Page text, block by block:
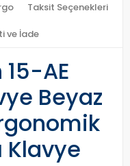
Taksit Seçenekleri
ve İade
AE
Beyaz
Klavye